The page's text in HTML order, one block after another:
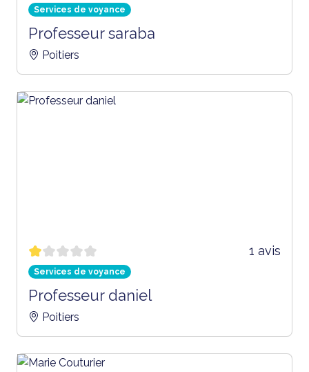
Services de voyance
Professeur saraba
Poitiers
1 avis
Services de voyance
Professeur daniel
Poitiers